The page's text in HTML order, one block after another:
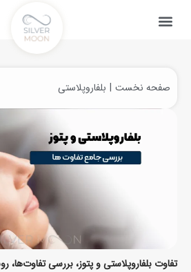
مکان شما:
صفحه نخست بلفاروپلاستی
تفاوت بلفاروپلاستی و پتوز، بررسی تفاوت‌ها،